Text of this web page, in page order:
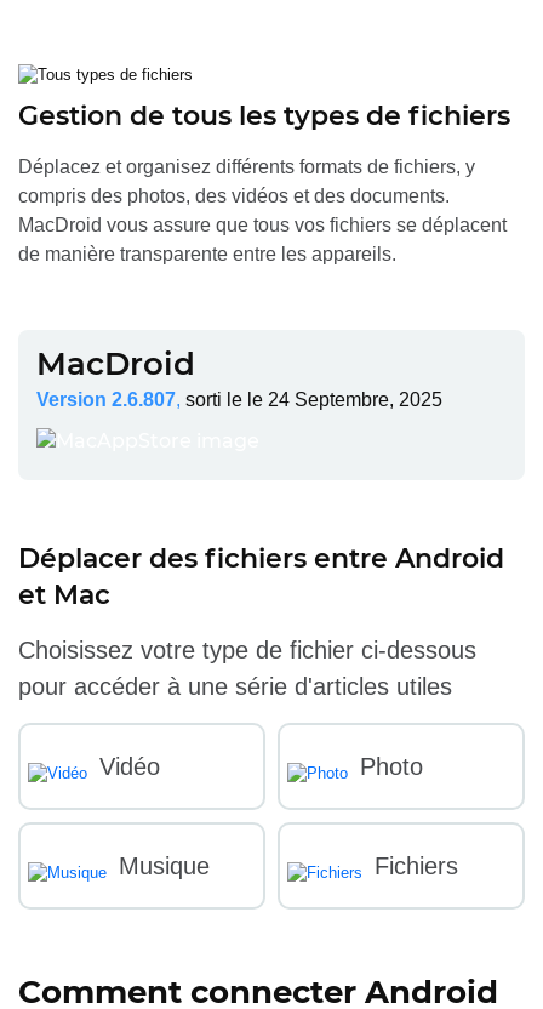
Gestion de tous les types de fichiers
Déplacez et organisez différents formats de fichiers, y
compris des photos, des vidéos et des documents.
MacDroid vous assure que tous vos fichiers se déplacent
de manière transparente entre les appareils.
MacDroid
Version 2.6.807, sorti le le 24 Septembre, 2025
Déplacer des fichiers entre Android
et Mac
Choisissez votre type de fichier ci-dessous
pour accéder à une série d'articles utiles
Vidéo Photo
Musique Fichiers
Comment connecter Android